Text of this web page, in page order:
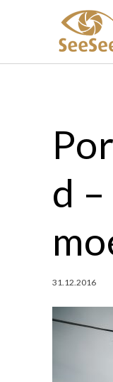
d
31.12.2016